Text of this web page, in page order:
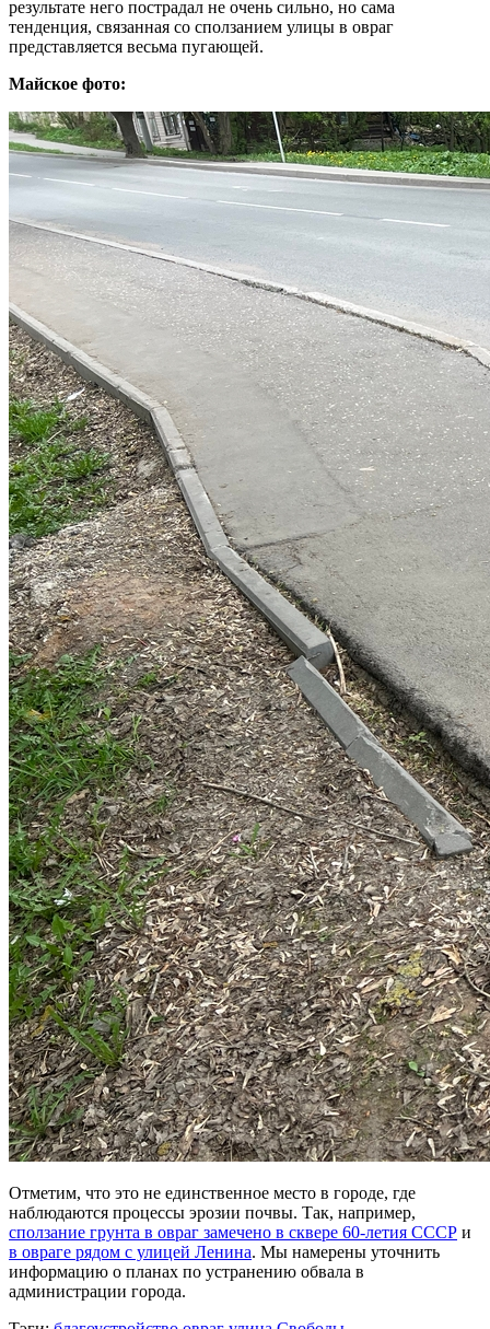
результате него пострадал не очень сильно, но сама
тенденция, связанная со сползанием улицы в овраг
представляется весьма пугающей.
Майское фото:
Отметим, что это не единственное место в городе, где
наблюдаются процессы эрозии почвы. Так, например,
сползание грунта в овраг замечено в сквере 60-летия СССР и
в овраге рядом с улицей Ленина. Мы намерены уточнить
информацию о планах по устранению обвала в
администрации города.